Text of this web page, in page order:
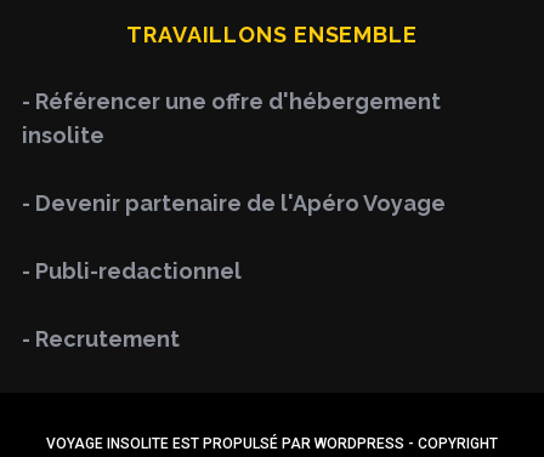
f
o
:
TRAVAILLONS ENSEMBLE
- Référencer une offre d'hébergement
insolite
- Devenir partenaire de l'Apéro Voyage
- Publi-redactionnel
- Recrutement
VOYAGE INSOLITE EST PROPULSÉ PAR WORDPRESS - COPYRIGHT